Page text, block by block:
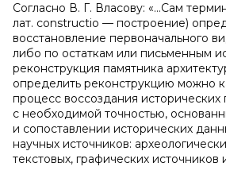
Согласно В. Г. Власову: «…Сам
лат. constructio — построение)
восстановление первоначального
либо по остаткам или письменным
реконструкция памятника
определить реконструкцию можно
процесс воссоздания исторических
с необходимой точностью,
и сопоставлении исторических
научных источников:
текстовых, графических источников